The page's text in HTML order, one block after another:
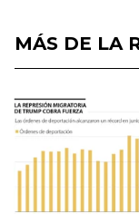
MÁS DE LA